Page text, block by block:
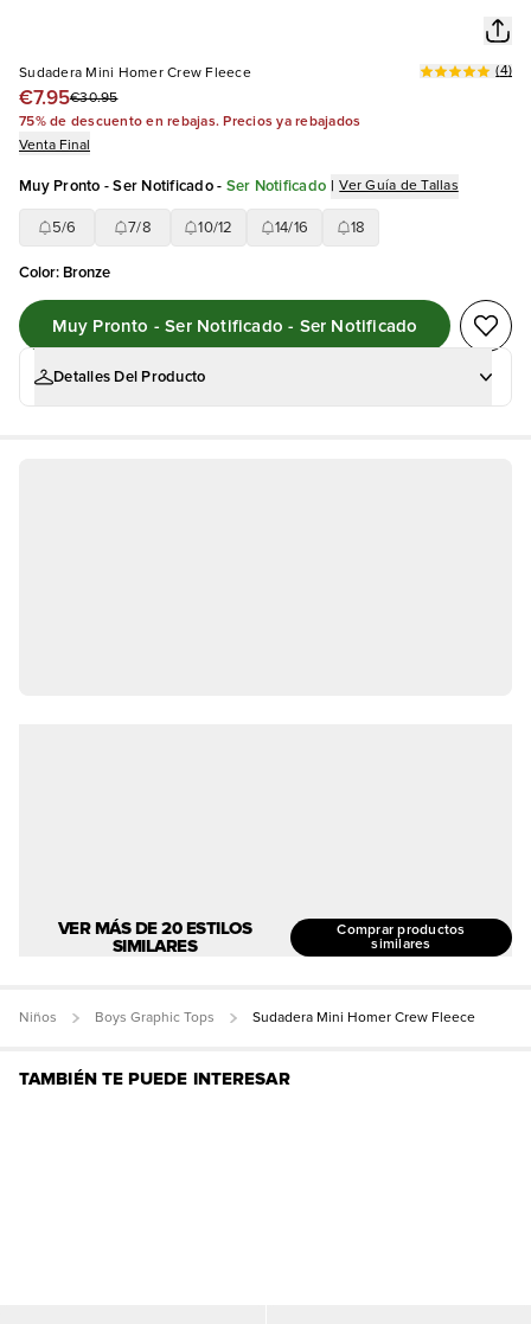
Sudadera Mini Homer Crew Fleece
€7.95€30.95
(4)
75% de descuento en rebajas. Precios ya rebajados
Venta Final
Muy Pronto - Ser Notificado- Ser Notificado | Ver Guía de Tallas
5/6 7/8 10/12 14/16 18
Color: Bronze
Muy Pronto - Ser Notificado - Ser Notificado
Detalles Del Producto
VER MÁS DE 20 ESTILOS
SIMILARES
Comprar productos
similares
Niños Boys Graphic Tops Sudadera Mini Homer Crew Fleece
TAMBIÉN TE PUEDE INTERESAR